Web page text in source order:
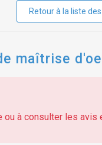
Retour à la liste
maîtrise
à consulter les